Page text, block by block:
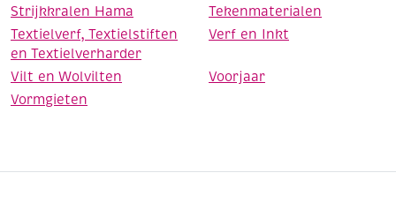
Strijkkralen Hama
Tekenmaterialen
Textielverf, Textielstiften
en Textielverharder
Verf en Inkt
Vilt en Wolvilten
Voorjaar
Vormgieten